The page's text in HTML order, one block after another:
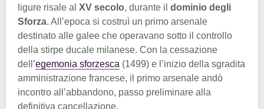
ligure risale al XV secolo, durante il dominio degli
Sforza. All’epoca si costruì un primo arsenale
destinato alle galee che operavano sotto il controllo
della stirpe ducale milanese. Con la cessazione
dell’egemonia sforzesca (1499) e l’inizio della sgradita
amministrazione francese, il primo arsenale andò
incontro all’abbandono, passo preliminare alla
definitiva cancellazione.